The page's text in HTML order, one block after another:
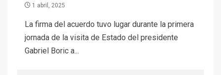
1 abril, 2025
La firma del acuerdo tuvo lugar durante la primera
jornada de la visita de Estado del presidente
Gabriel Boric a...
Codelco Ventanas prueba
camión 100% eléctrico para
transportar cátodos al Puerto